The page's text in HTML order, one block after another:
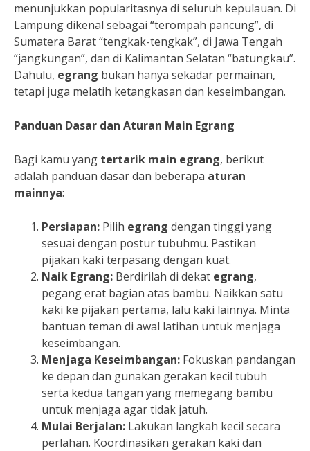
menunjukkan popularitasnya di seluruh kepulauan. Di
Lampung dikenal sebagai “terompah pancung”, di
Sumatera Barat “tengkak-tengkak”, di Jawa Tengah
“jangkungan”, dan di Kalimantan Selatan “batungkau”.
Dahulu, egrang bukan hanya sekadar permainan,
tetapi juga melatih ketangkasan dan keseimbangan.
Panduan Dasar dan Aturan Main Egrang
Bagi kamu yang tertarik main egrang, berikut
adalah panduan dasar dan beberapa aturan
mainnya:
Persiapan: Pilih egrang dengan tinggi yang
sesuai dengan postur tubuhmu. Pastikan
pijakan kaki terpasang dengan kuat.
Naik Egrang: Berdirilah di dekat egrang,
pegang erat bagian atas bambu. Naikkan satu
kaki ke pijakan pertama, lalu kaki lainnya. Minta
bantuan teman di awal latihan untuk menjaga
keseimbangan.
Menjaga Keseimbangan: Fokuskan pandangan
ke depan dan gunakan gerakan kecil tubuh
serta kedua tangan yang memegang bambu
untuk menjaga agar tidak jatuh.
Mulai Berjalan: Lakukan langkah kecil secara
perlahan. Koordinasikan gerakan kaki dan